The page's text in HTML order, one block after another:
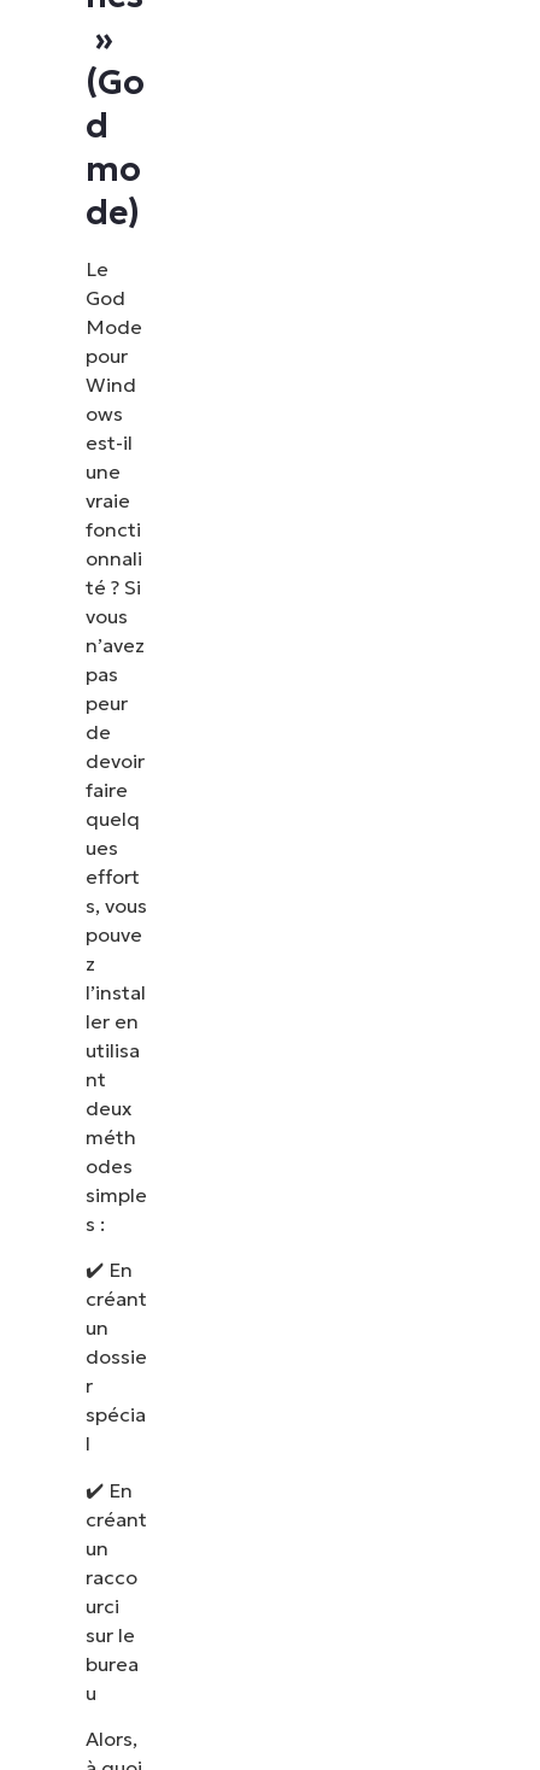
»
(Go
d
mo
de)
Le
God
Mode
pour
Wind
ows
est-il
une
vraie
foncti
onnali
té ? Si
vous
n’avez
pas
peur
de
devoir
faire
quelq
ues
effort
s, vous
pouve
z
l’instal
ler en
utilisa
nt
deux
méth
odes
simple
s :
✔️ En
créant
un
dossie
r
spécia
l
✔️ En
créant
un
racco
urci
sur le
burea
u
Alors,